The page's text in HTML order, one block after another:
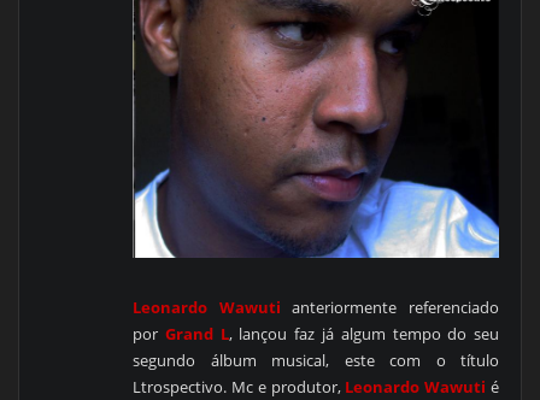
Leonardo Wawuti anteriormente referenciado
por Grand L, lançou faz já algum tempo do seu
segundo álbum musical, este com o título
Ltrospectivo. Mc e produtor, Leonardo Wawuti é